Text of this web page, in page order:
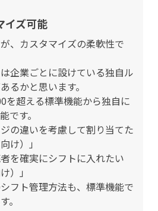
イズ可能
、カスタマイズの柔軟性で
企業ごとに設けている独自ル
るかと思います。
を超える標準機能から独自に
です。
の違いを考慮して割り当てた
け）」
を確実にシフトに入れたい
）」
フト管理方法も、標準機能で
。